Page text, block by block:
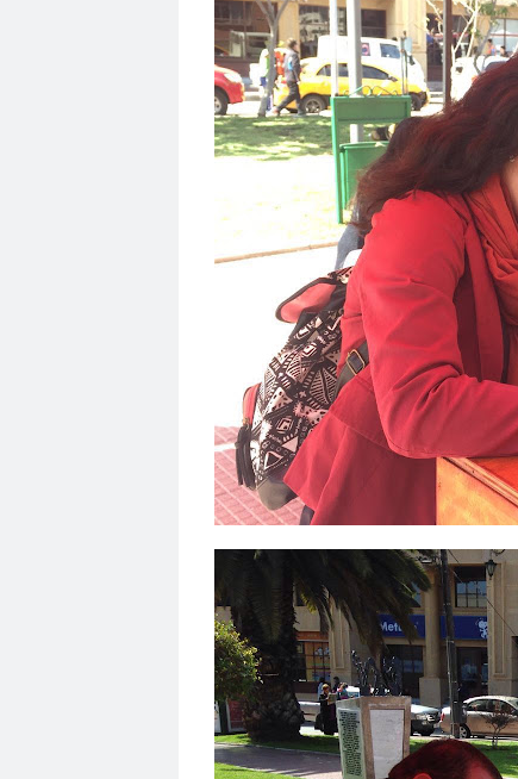
Colegio de Antropólogos
colegio de peri
Colegio de Periodistas de Chile
Colegio
Colegio Médico de Chile
Colegio Médico
Comisarías
Comisión Chilena de
Comisión de Derechos Humanos del Senado
Comisión de Género Rosario Orrego
Comision Salud
Comité de Expertas del
Comité Ejecutivo de la Federación
comunicado
comunicadores
Confederación de Trabajadores del Cobre
Congreso Nacional Colegio de Periodistas
Congreso Nacional Ordinario del Colegio de
Consejo de Ética de los Medios de
Consejo Regional Antofagasta
Consejo
Consejo Regional Atacama del Colegio de
Consejo Regional Coquimbo
Consejo
Consejo Regional Iquique
Consejo
Consejo Regional Metropolitano
Consejo
CONSORCIO DE UNIVERSIDADES DEL ESTADO
Coordinadora de Sindicatos del Comercio y
copiapó
coquimbo CORE coronavirus
Corte de Apelaciones de Santiago
Corte